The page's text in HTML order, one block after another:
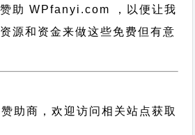
助 WPfanyi.com ，以便让我
源和资金来做这些免费但有意
助商，欢迎访问相关站点获取